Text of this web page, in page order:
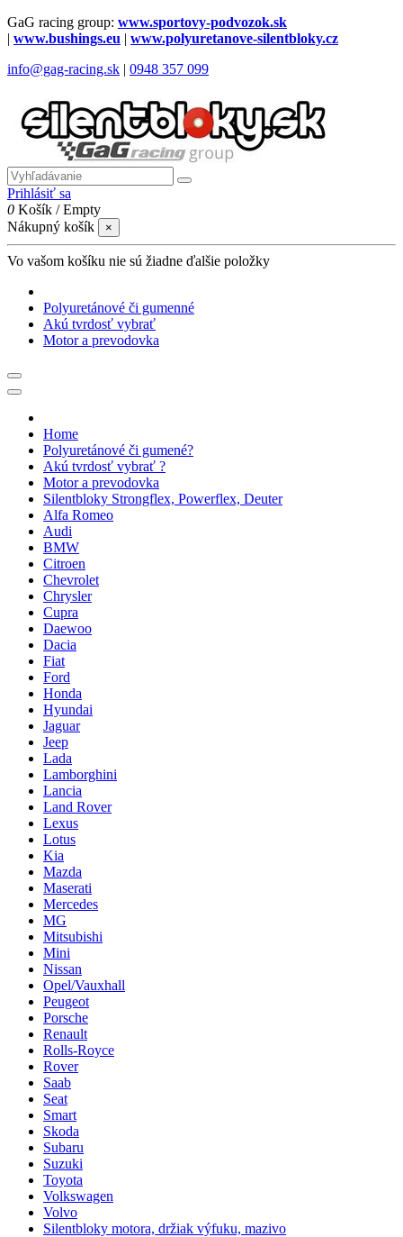
GaG racing group: www.sportovy-podvozok.sk
| www.bushings.eu | www.polyuretanove-silentbloky.cz
info@gag-racing.sk | 0948 357 099
Prihlásiť sa
0 Košík /Empty
Nákupný košík
×
Vo vašom košíku nie sú žiadne ďalšie položky
Polyuretánové či gumenné
Akú tvrdosť vybrať
Motor a prevodovka
Home
Polyuretánové či gumené?
Akú tvrdosť vybrať ?
Motor a prevodovka
Silentbloky Strongflex, Powerflex, Deuter
Alfa Romeo
Audi
BMW
Citroen
Chevrolet
Chrysler
Cupra
Daewoo
Dacia
Fiat
Ford
Honda
Hyundai
Jaguar
Jeep
Lada
Lamborghini
Lancia
Land Rover
Lexus
Lotus
Kia
Mazda
Maserati
Mercedes
MG
Mitsubishi
Mini
Nissan
Opel/Vauxhall
Peugeot
Porsche
Renault
Rolls-Royce
Rover
Saab
Seat
Smart
Skoda
Subaru
Suzuki
Toyota
Volkswagen
Volvo
Silentbloky motora, držiak výfuku, mazivo